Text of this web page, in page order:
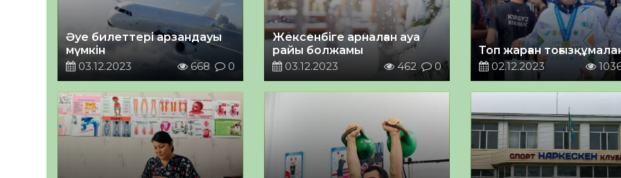
Әуе билеттері арзандауы
мүмкін
03.12.2023
668 0
Жексенбіге арналған ауа
райы болжамы
03.12.2023
462 0
Топ жарған
02.12.2023